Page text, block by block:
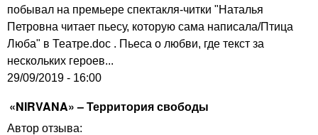
побывал на премьере спектакля-читки "Наталья
Петровна читает пьесу, которую сама написала/Птица
Люба" в Театре.doc . Пьеса о любви, где текст за
нескольких героев...
29/09/2019 - 16:00
«NIRVANA» – Территория свободы
Автор отзыва: